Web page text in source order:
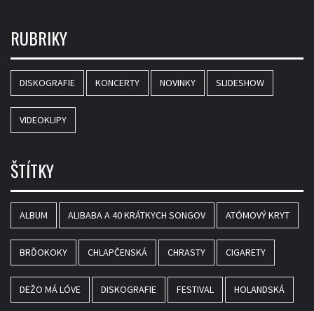
RUBRIKY
DISKOGRAFIE KONCERTY NOVINKY SLIDESHOW
VIDEOKLIPY
ŠTÍTKY
ALBUM ALIBABA A 40 KRÁTKYCH SONGOV ATÓMOVÝ KRYT
BRĎOKOKY CHLAPČENSKÁ CHRASTY CIGARETY
DEŽO MÁ LÓVE DISKOGRAFIE FESTIVAL HOLANDSKÁ